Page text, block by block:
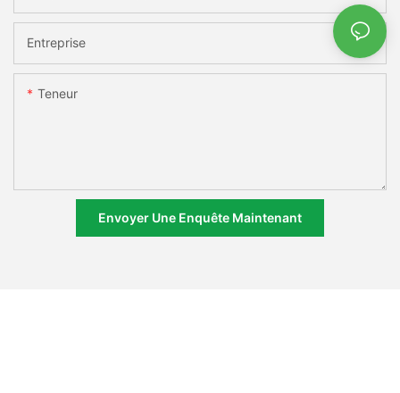
Entreprise
Teneur
Envoyer Une Enquête Maintenant